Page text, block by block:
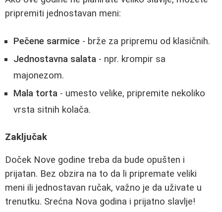
pripremiti jednostavan meni:
Pečene sarmice - brže za pripremu od klasičnih.
Jednostavna salata - npr. krompir sa
majonezom.
Mala torta - umesto velike, pripremite nekoliko
vrsta sitnih kolača.
Zaključak
Doček Nove godine treba da bude opušten i
prijatan. Bez obzira na to da li pripremate veliki
meni ili jednostavan ručak, važno je da uživate u
trenutku. Srećna Nova godina i prijatno slavlje!